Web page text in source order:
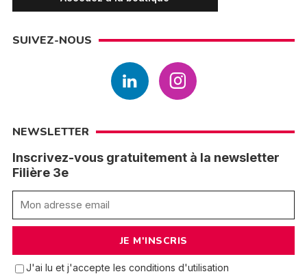
SUIVEZ-NOUS
NEWSLETTER
Inscrivez-vous gratuitement à la newsletter
Filière 3e
J'ai lu et j'accepte les conditions d'utilisation